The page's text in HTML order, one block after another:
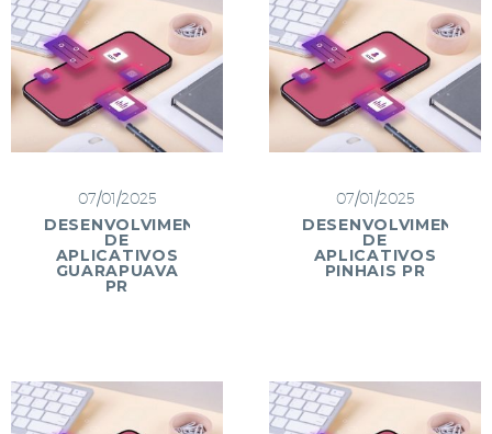
07/01/2025
DESENVOLVIMENTO
DE
APLICATIVOS
GUARAPUAVA
PR
07/01/2025
DESENVOLVIMENTO
DE
APLICATIVOS
PINHAIS PR